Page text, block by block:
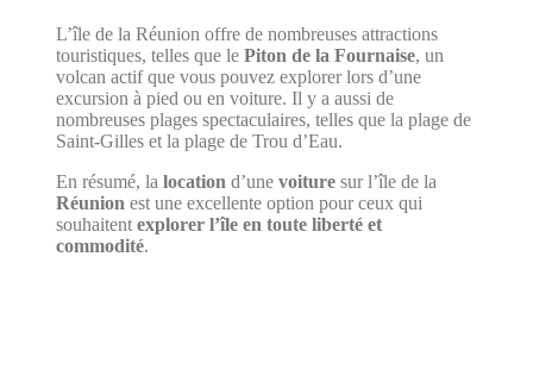
L’île de la Réunion offre de nombreuses attractions
touristiques, telles que le Piton de la Fournaise, un
volcan actif que vous pouvez explorer lors d’une
excursion à pied ou en voiture. Il y a aussi de
nombreuses plages spectaculaires, telles que la plage de
Saint-Gilles et la plage de Trou d’Eau.
En résumé, la location d’unevoituresur l’île de la
Réunion est une excellente option pour ceux qui
souhaitent explorer l’île en toute liberté et
commodité.